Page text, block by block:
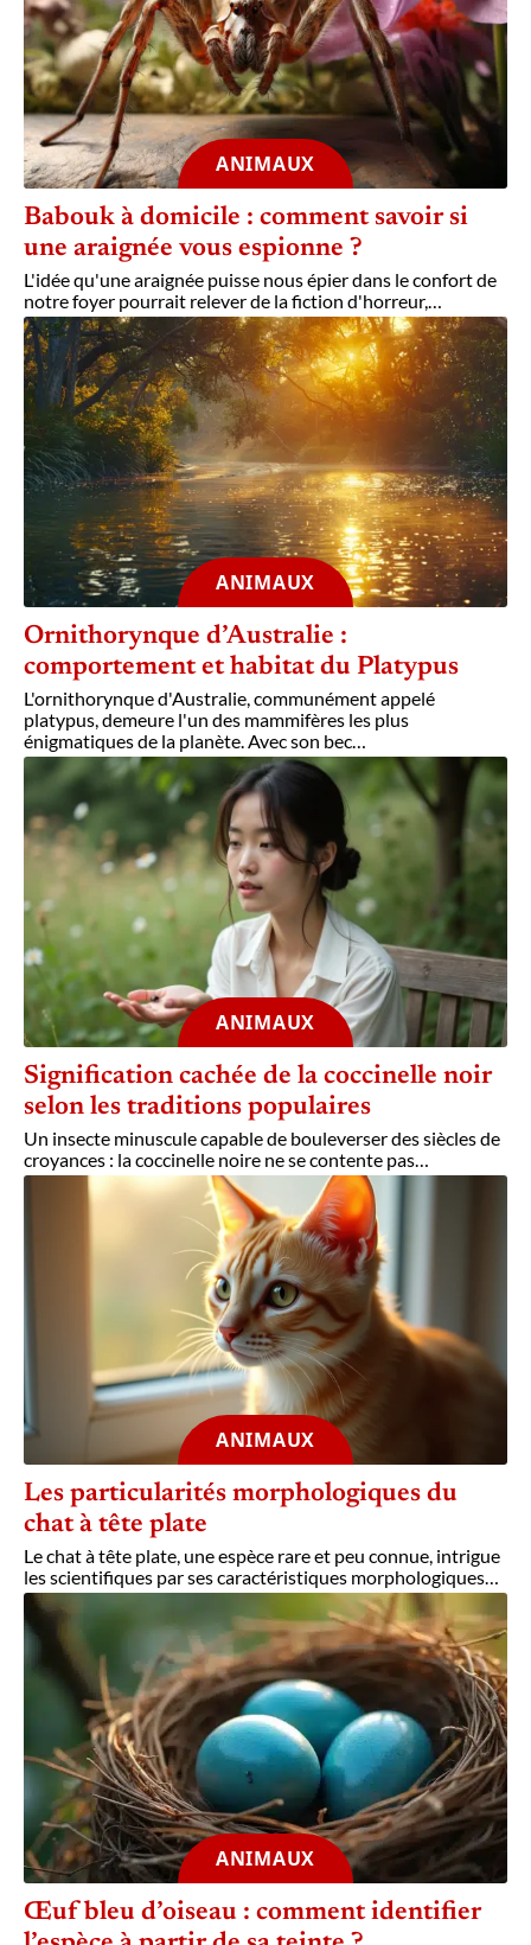
ANIMAUX
Babouk à domicile : comment savoir si
une araignée vous espionne ?
L'idée qu'une araignée puisse nous épier dans le confort de
notre foyer pourrait relever de la fiction d'horreur,…
ANIMAUX
Ornithorynque d’Australie :
comportement et habitat du Platypus
L'ornithorynque d'Australie, communément appelé
platypus, demeure l'un des mammifères les plus
énigmatiques de la planète. Avec son bec
ANIMAUX
Signification cachée de la coccinelle noir
selon les traditions populaires
Un insecte minuscule capable de bouleverser des siècles de
croyances : la coccinelle noire ne se contente pas
ANIMAUX
Les particularités morphologiques du
chat à tête plate
Le chat à tête plate, une espèce rare et peu connue, intrigue
les scientifiques par ses caractéristiques morphologiques…
ANIMAUX
Œuf bleu d’oiseau : comment identifier